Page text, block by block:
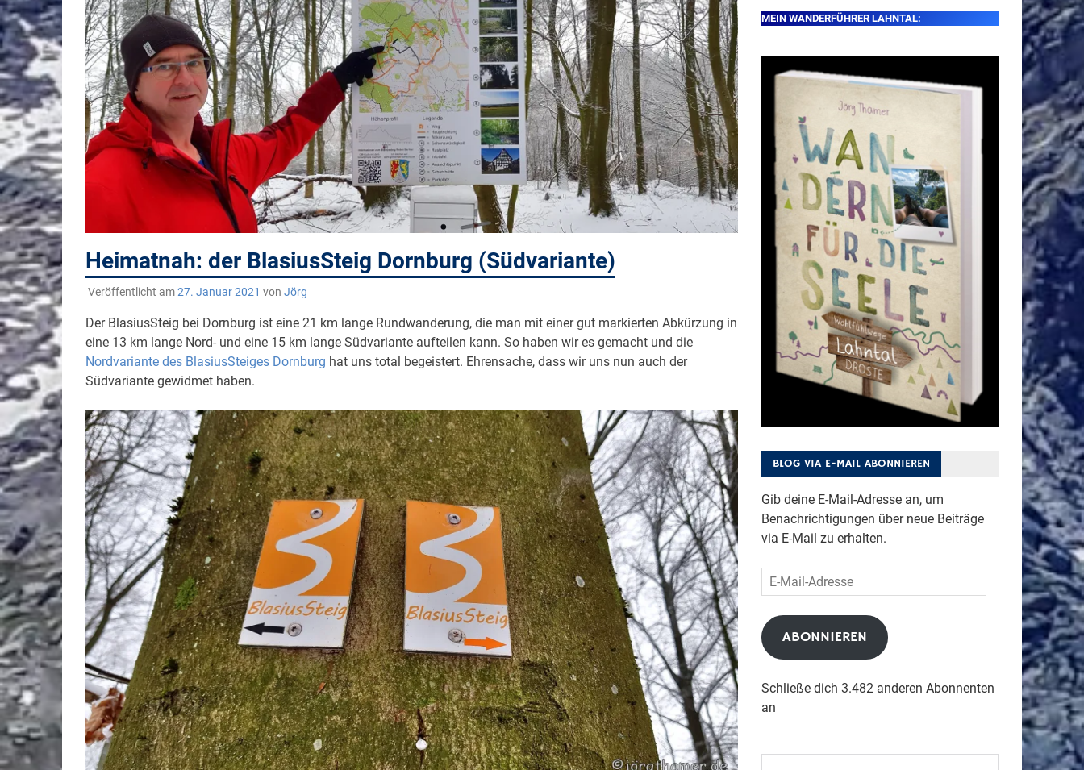
Heimatnah: der BlasiusSteig Dornburg (Südvariante)
Veröffentlicht am27. Januar 2021 von Jörg
Der BlasiusSteig bei Dornburg ist eine 21 km lange Rundwanderung, die man mit einer gut markierten Abkürzung in
eine 13 km lange Nord- und eine 15 km lange Südvariante aufteilen kann. So haben wir es gemacht und die
Nordvariante des BlasiusSteiges Dornburg hat uns total begeistert. Ehrensache, dass wir uns nun auch der
Südvariante gewidmet haben.
MEIN WANDERFÜHRER LAHNTAL:
BLOG VIA E-MAIL ABONNIEREN
Gib deine E-Mail-Adresse an, um
Benachrichtigungen über neue Beiträge
via E-Mail zu erhalten.
E-
Mail-
Adresse
ABONNIEREN
Schließe dich 3.482 anderen Abonnenten
an